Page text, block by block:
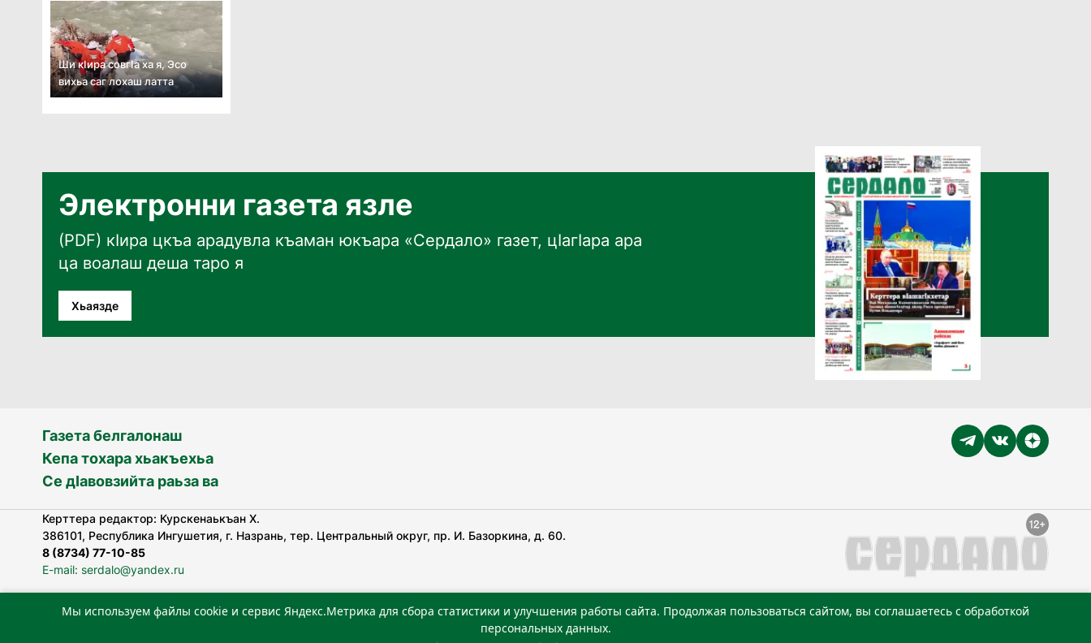
Ши кӏира совгӏа ха я, Эсо
вихьа саг лохаш латта
Электронни газета язле
(PDF) кӀира цкъа арадувла къаман юкъара «Сердало» газет, цӀагӀара ара
ца воалаш деша таро я
Хьаязде
Газета белгалонаш
Кепа тохара хьакъехьа
Се дӀавовзийта раьза ва
Керттера редактор: Курскенаькъан Х.
386101, Республика Ингушетия, г. Назрань, тер. Центральный округ, пр. И. Базоркина, д. 60.
8 (8734) 77-10-85
E-mail: serdalo@yandex.ru
«Сердало» газета арадувлар чIоагIдаьд бувзамеи, хоам беча гIирсаштеи, цар дуккхача тайпаштеи тIахьожам
Мы используем файлы cookie и сервис Яндекс.Метрика для сбора статистики и улучшения работы сайта. Продолжая пользоваться сайтом, вы соглашаетесь с обработкой
персональных данных.